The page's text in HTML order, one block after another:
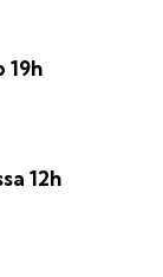
19h
12h